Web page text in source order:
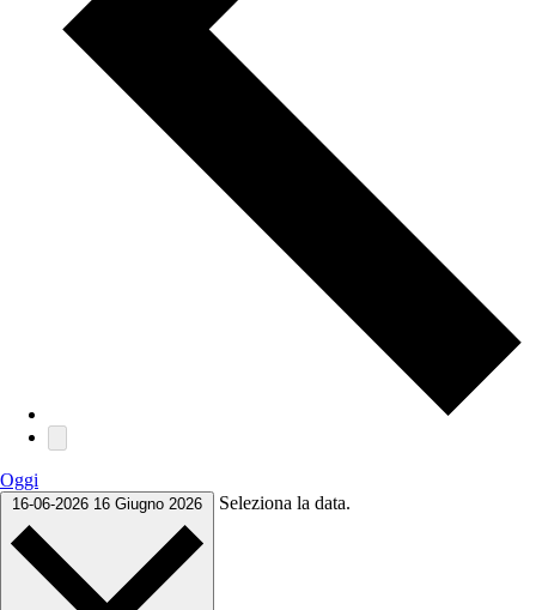
Oggi
16-06-2026 16 Giugno 2026 Seleziona la data.